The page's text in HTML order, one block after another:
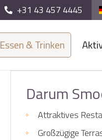
+31 43 457 4445
Essen & Trinken
Darum
Attraktives
Großzügige